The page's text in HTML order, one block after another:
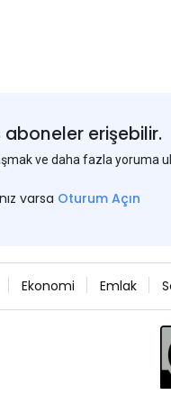
erişebilir.
ve daha fazla yoruma
varsa Oturum Açın
Ekonomi Emlak